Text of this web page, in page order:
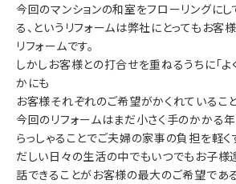
今回のマンションの和室をフローリングに
る、というリフォームは弊社にとってもお客様
リフォームです。
しかしお客様との打合せを重ねるうちに「よ
かにも
お客様それぞれのご希望がかくれているこ
今回のリフォームはまだ小さく手のかかる
らっしゃることでご夫婦の家事の負担を軽く
だしい日々の生活の中でもいつでもお子様
話できることがお客様の最大のご希望であ